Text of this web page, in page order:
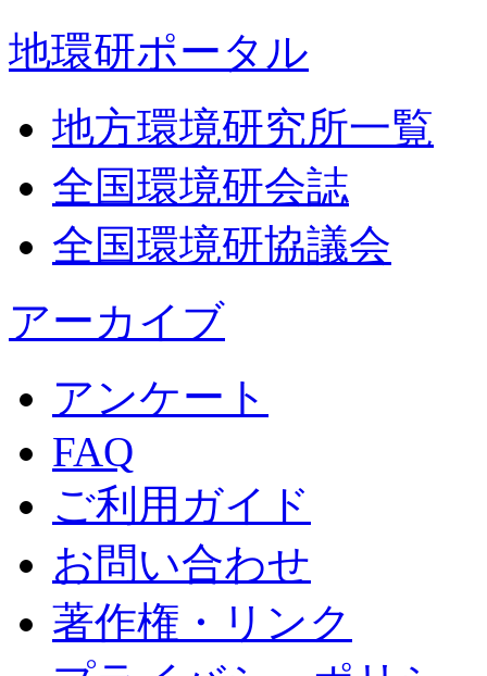
地環研ポータル
地方環境研究所一覧
全国環境研会誌
全国環境研協議会
アーカイブ
アンケート
FAQ
ご利用ガイド
お問い合わせ
著作権・リンク